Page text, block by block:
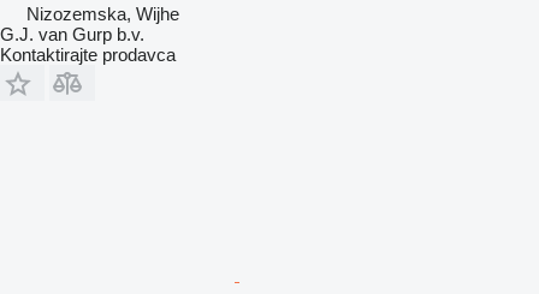
Nizozemska, Wijhe
G.J. van Gurp b.v.
Kontaktirajte prodavca